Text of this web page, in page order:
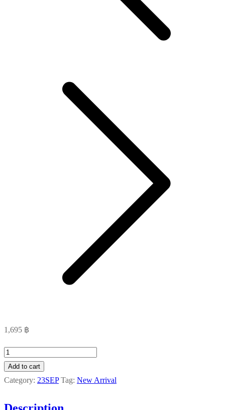
1,695 ฿
DoiKham
Set
A
Add to cart
Category: 23SEP Tag: New Arrival